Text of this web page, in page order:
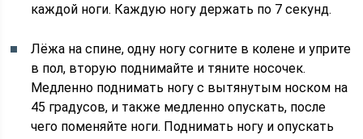
каждой ноги. Каждую ногу держать по 7 секунд.
Лёжа на спине, одну ногу согните в колене и уприте
в пол, вторую поднимайте и тяните носочек.
Медленно поднимать ногу с вытянутым носком на
45 градусов, и также медленно опускать, после
чего поменяйте ноги. Поднимать ногу и опускать